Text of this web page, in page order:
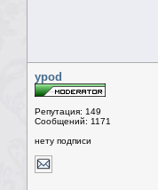
ypod
Репутация: 149
Сообщений: 1171
нету подписи